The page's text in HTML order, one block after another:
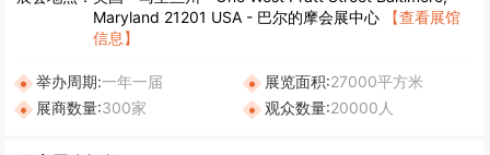
Maryland 21201 USA - 巴尔的摩会展中心
【查看展馆
信息】
举办周期:一年一届 展览面积:27000平方米
展商数量:300家 观众数量:20000人